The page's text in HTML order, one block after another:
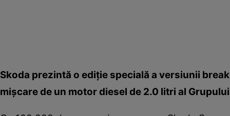
Skoda prezintă o ediţie specială a versiunii
mişcare de un motor diesel de 2.0 litri al